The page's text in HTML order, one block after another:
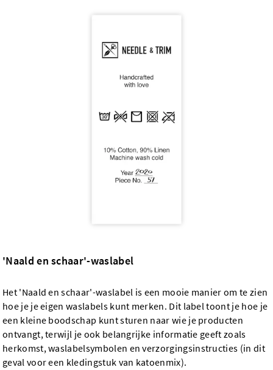
'Naald en schaar'-waslabel
Het 'Naald en schaar'-waslabel is een mooie manier om te zien
hoe je je eigen waslabels kunt merken. Dit label toont je hoe je
een kleine boodschap kunt sturen naar wie je producten
ontvangt, terwijl je ook belangrijke informatie geeft zoals
herkomst, waslabelsymbolen en verzorgingsinstructies (in dit
geval voor een kledingstuk van katoenmix).